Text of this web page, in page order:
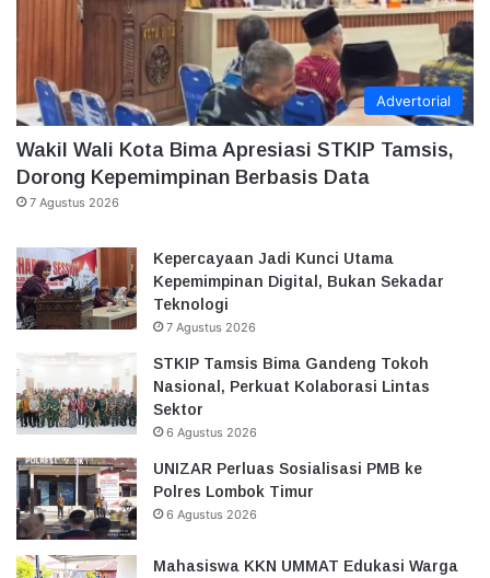
Advertorial
Wakil Wali Kota Bima Apresiasi STKIP Tamsis,
Dorong Kepemimpinan Berbasis Data
7 Agustus 2026
Kepercayaan Jadi Kunci Utama
Kepemimpinan Digital, Bukan Sekadar
Teknologi
7 Agustus 2026
STKIP Tamsis Bima Gandeng Tokoh
Nasional, Perkuat Kolaborasi Lintas
Sektor
6 Agustus 2026
UNIZAR Perluas Sosialisasi PMB ke
Polres Lombok Timur
6 Agustus 2026
Mahasiswa KKN UMMAT Edukasi Warga